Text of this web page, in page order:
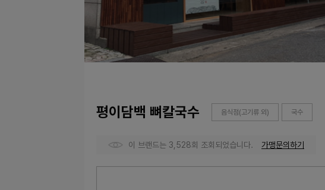
평이담백 뼈칼국수 음식점(고기류 외) 국수
이 브랜드는 3,528회 조회되었습니다. 가맹문의하기